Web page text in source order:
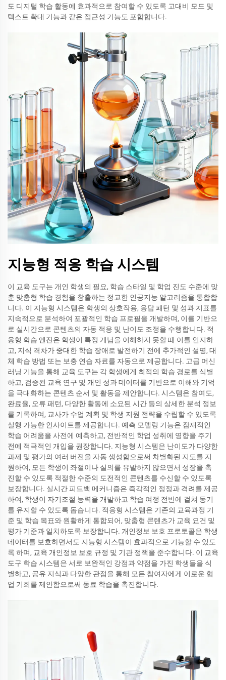
도 디지털 학습 활동에 효과적으로 참여할 수 있도록 고대비 모드 및
텍스트 확대 기능과 같은 접근성 기능도 포함합니다.
지능형 적응 학습 시스템
이 교육 도구는 개인 학생의 필요, 학습 스타일 및 학업 진도 수준에 맞
춘 맞춤형 학습 경험을 창출하는 정교한 인공지능 알고리즘을 통합합
니다. 이 지능형 시스템은 학생의 상호작용, 응답 패턴 및 성과 지표를
지속적으로 분석하여 포괄적인 학습 프로필을 개발하며, 이를 기반으
로 실시간으로 콘텐츠의 자동 적응 및 난이도 조정을 수행합니다. 적
응형 학습 엔진은 학생이 특정 개념을 이해하지 못할 때 이를 인지하
고, 지식 격차가 중대한 학습 장애로 발전하기 전에 추가적인 설명, 대
체 학습 방법 또는 보충 연습 자료를 자동으로 제공합니다. 고급 머신
러닝 기능을 통해 교육 도구는 각 학생에게 최적의 학습 경로를 식별
하고, 검증된 교육 연구 및 개인 성과 데이터를 기반으로 이해와 기억
을 극대화하는 콘텐츠 순서 및 활동을 제안합니다. 시스템은 참여도,
완료율, 오류 패턴, 다양한 활동에 소요된 시간 등의 상세한 분석 정보
를 기록하여, 교사가 수업 계획 및 학생 지원 전략을 수립할 수 있도록
실행 가능한 인사이트를 제공합니다. 예측 모델링 기능은 잠재적인
학습 어려움을 사전에 예측하고, 전반적인 학업 성취에 영향을 주기
전에 적극적인 개입을 권장합니다. 지능형 시스템은 난이도가 다양한
과제 및 평가의 여러 버전을 자동 생성함으로써 차별화된 지도를 지
원하여, 모든 학생이 좌절이나 실의를 유발하지 않으면서 성장을 촉
진할 수 있도록 적절한 수준의 도전적인 콘텐츠를 수신할 수 있도록
보장합니다. 실시간 피드백 메커니즘은 즉각적인 정정과 격려를 제공
하여, 학생이 자기조절 능력을 개발하고 학습 여정 전반에 걸쳐 동기
를 유지할 수 있도록 돕습니다. 적응형 시스템은 기존의 교육과정 기
준 및 학습 목표와 원활하게 통합되어, 맞춤형 콘텐츠가 교육 요건 및
평가 기준과 일치하도록 보장합니다. 개인정보 보호 프로토콜은 학생
데이터를 보호하면서도 지능형 시스템이 효과적으로 기능할 수 있도
록 하며, 교육 개인정보 보호 규정 및 기관 정책을 준수합니다. 이 교육
도구 학습 시스템은 서로 보완적인 강점과 약점을 가진 학생들을 식
별하고, 공유 지식과 다양한 관점을 통해 모든 참여자에게 이로운 협
업 기회를 제안함으로써 동료 학습을 촉진합니다.